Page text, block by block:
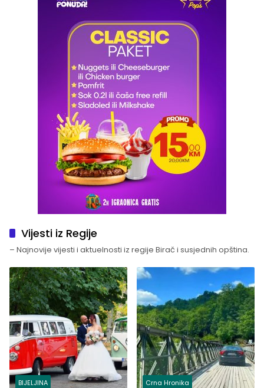
Vijesti iz Regije
– Najnovije vijesti i aktuelnosti iz regije Birač i susjednih opština.
BIJELJINA Crna Hronika